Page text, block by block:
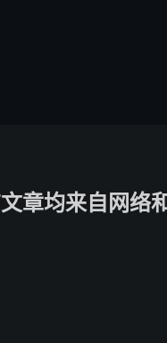
章均来自网络